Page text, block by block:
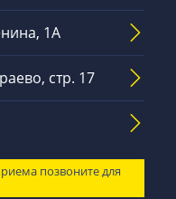
1А
стр. 17
позвоните для